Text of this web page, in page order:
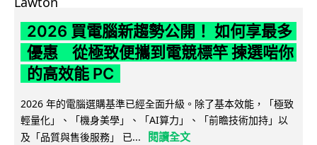
2026 買電腦新趨勢公開！ 如何享最多
優惠 從極致便攜到電競標竿 揀選啱你
的高效能 PC
2026 年的電腦選購基準已經全面升級。除了基本效能，「極致
輕量化」、「機身美學」、「AI算力」、「前瞻技術加持」以
及「品質與售後服務」 已...
閱讀全文